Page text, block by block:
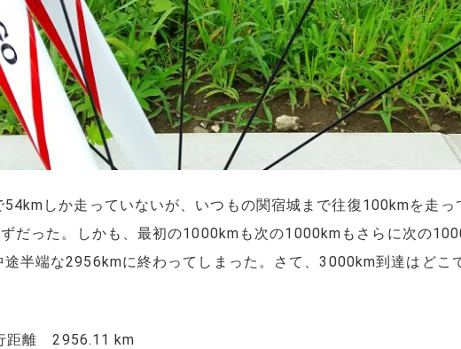
しか走っていないが、いつもの関宿城まで往復100kmを走
だった。しかも、最初の1000kmも次の1000kmもさらに次の
半端な2956kmに終わってしまった。さて、3000km到達はどこ
距離 2956.11 km